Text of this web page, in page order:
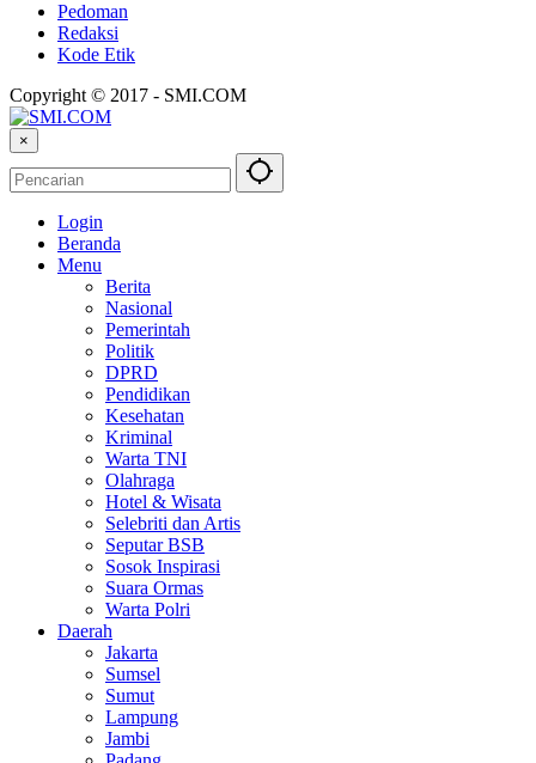
Pedoman
Redaksi
Kode Etik
Copyright © 2017 - SMI.COM
×
Login
Beranda
Menu
Berita
Nasional
Pemerintah
Politik
DPRD
Pendidikan
Kesehatan
Kriminal
Warta TNI
Olahraga
Hotel & Wisata
Selebriti dan Artis
Seputar BSB
Sosok Inspirasi
Suara Ormas
Warta Polri
Daerah
Jakarta
Sumsel
Sumut
Lampung
Jambi